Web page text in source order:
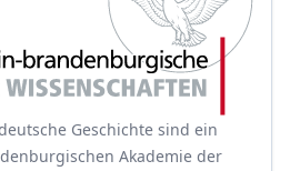
Geschichte sind ein
Akademie der